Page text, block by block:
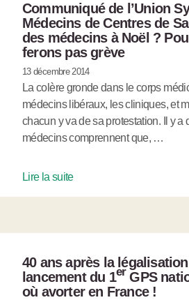
Communiqué de l’Union
Médecins de Centres de
des médecins à Noël ?
ferons pas grève
13 décembre 2014
La colère gronde dans le corps
médecins libéraux, les cliniques, et
chacun y va de sa protestation. Il y a
médecins comprennent que, …
Lire la suite
40 ans après la légalisation
lancement du 1er GPS
où avorter en France !